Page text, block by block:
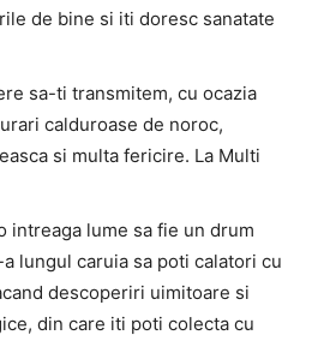
de bine si iti doresc sanatate
sa-ti transmitem, cu ocazia
calduroase de noroc,
si multa fericire. La Multi
intreaga lume sa fie un drum
lungul caruia sa poti calatori cu
descoperiri uimitoare si
din care iti poti colecta cu